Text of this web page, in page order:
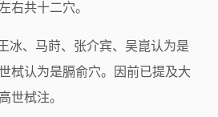
右共十二穴。
冰、马莳、张介宾、吴崑认为是
栻认为是膈俞穴。因前已提及大
世栻注。